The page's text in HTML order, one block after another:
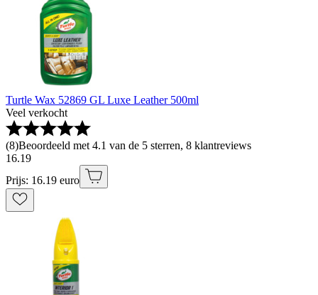
Turtle Wax 52869 GL Luxe Leather 500ml
Veel verkocht
(8)Beoordeeld met 4.1 van de 5 sterren, 8 klantreviews
16.19
Prijs: 16.19 euro